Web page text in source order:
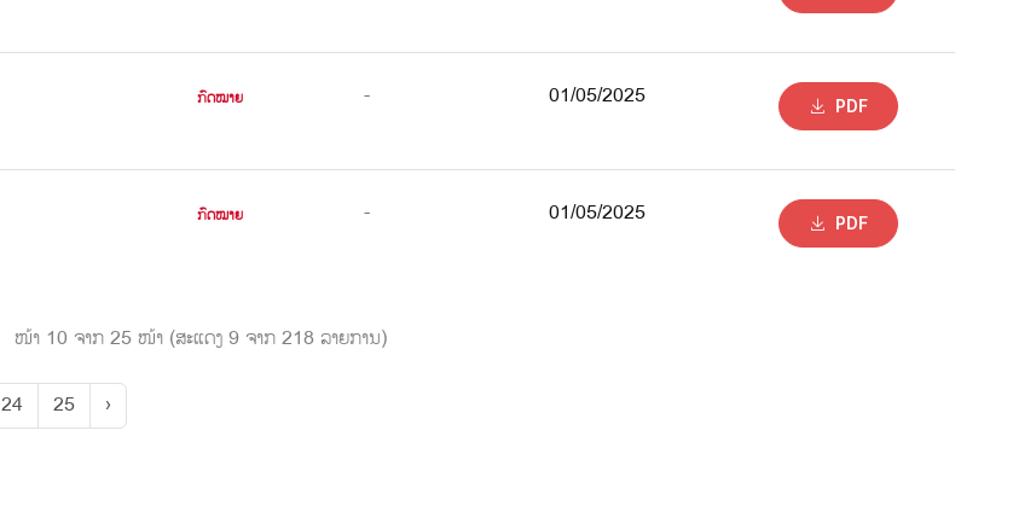
ກົດໝາຍ - 01/05/2025 PDF
ກົດໝາຍ - 01/05/2025 PDF
ໜ້າ 10 ຈາກ 25 ໜ້າ (ສະແດງ 9 ຈາກ 218 ລາຍການ)
24 25 ›